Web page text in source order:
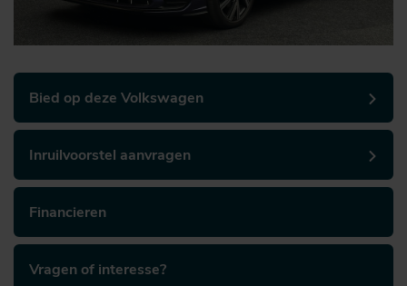
Bied op deze Volkswagen
Inruilvoorstel aanvragen
Financieren
Vragen of interesse?